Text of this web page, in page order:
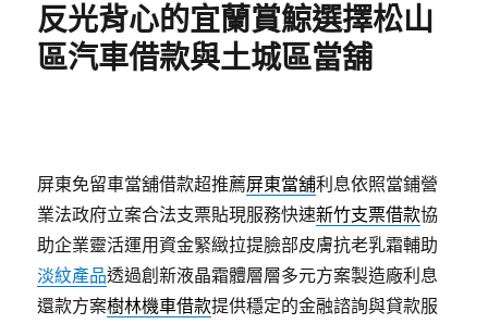
反光背心的宜蘭賞鯨選擇松山
區汽車借款與土城區當舖
屏東免留車當舖借款超推薦屏東當舖利息依照當鋪營
業法政府立案合法支票貼現服務快速新竹支票借款協
助企業靈活運用資金緊緻拉提臉部皮膚抗老乳霜輔助
淡紋產品透過創新液晶霜體層層多元方案製造廠利息
還款方案樹林機車借款提供穩定的金融諮詢與貸款服